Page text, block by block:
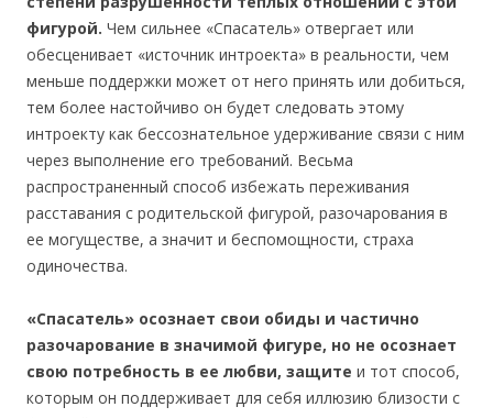
фигурой. Чем сильнее «Спасатель» отвергает или
обесценивает «источник интроекта» в реальности, чем
меньше поддержки может от него принять или добиться,
тем более настойчиво он будет следовать этому
интроекту как бессознательное удерживание связи с ним
через выполнение его требований. Весьма
распространенный способ избежать переживания
расставания с родительской фигурой, разочарования в
ее могуществе, а значит и беспомощности, страха
одиночества.
«Спасатель» осознает свои обиды и частично
разочарование в значимой фигуре, но не осознает
свою потребность в ее любви, защите и тот способ,
которым он поддерживает для себя иллюзию близости с